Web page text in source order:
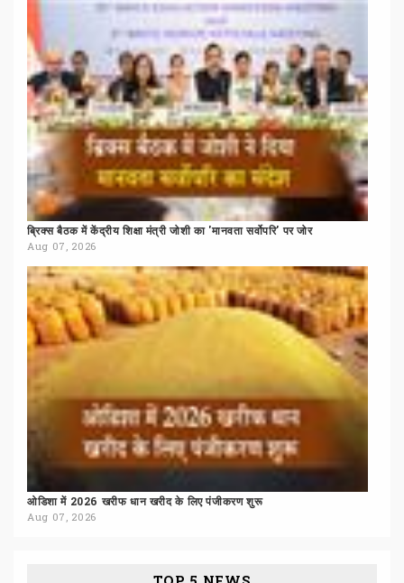
ब्रिक्स बैठक में केंद्रीय शिक्षा मंत्री जोशी का 'मानवता सर्वोपरि' पर जोर
Aug 07, 2026
ओडिशा में 2026 खरीफ धान खरीद के लिए पंजीकरण शुरू
Aug 07, 2026